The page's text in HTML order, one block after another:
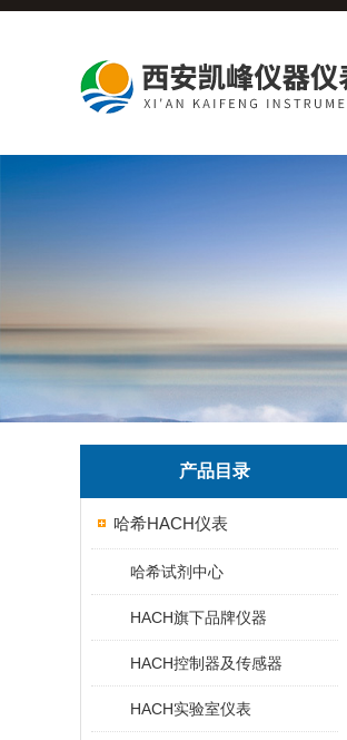
产品目录
哈希HACH仪表
哈希试剂中心
HACH旗下品牌仪器
HACH控制器及传感器
HACH实验室仪表